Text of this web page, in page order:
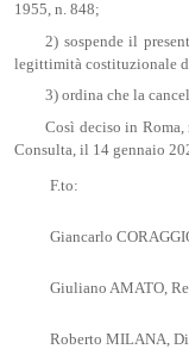
1955, n. 848;
2) sospende il
legittimità costituzionale
3) ordina che la
Così deciso in
Consulta, il 14 gennaio
F.to:
Giancarlo
Giuliano AMATO,
Roberto MILANA,